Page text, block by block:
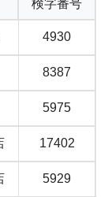
検字番号
4930
8387
5975
17402
5929